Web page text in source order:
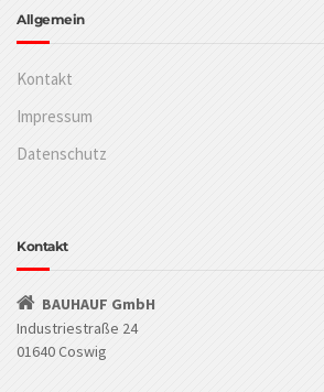
Allgemein
Kontakt
Impressum
Datenschutz
Kontakt
BAUHAUF GmbH
Industriestraße 24
01640 Coswig